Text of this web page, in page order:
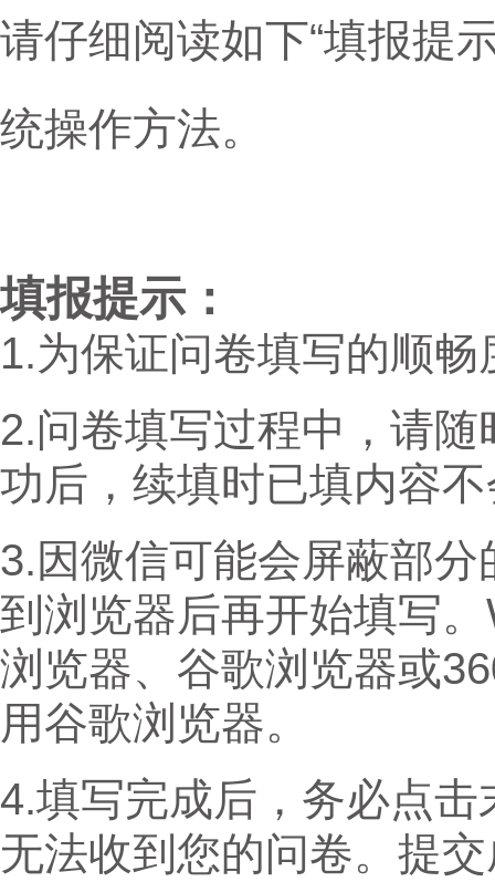
请仔细阅读如下“填报提
统操作方法。
填报提示：
1.为保证问卷填写的顺
2.问卷填写过程中，请随
功后，续填时已填内容
3.因微信可能会屏蔽部
到浏览器后再开始填写
浏览器、谷歌浏览器或
用谷歌浏览器。
4.填写完成后，务必点击
无法收到您的问卷。提